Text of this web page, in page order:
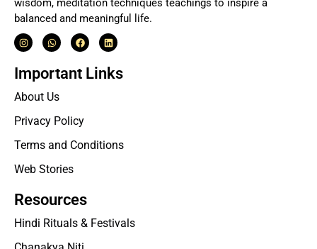
wisdom, meditation techniques teachings to inspire a
balanced and meaningful life.
Important Links
About Us
Privacy Policy
Terms and Conditions
Web Stories
Resources
Hindi Rituals & Festivals